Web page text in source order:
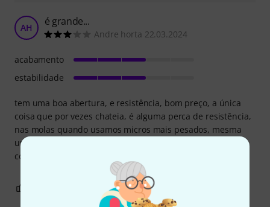
AH é grande...
Andre horta 22.03.2024
tem uma boa abertura, e resistência, bom preço, a única
coisa que por vezes chateia, é alguma perca de resistência,
nas molas quando usamos micros mais pesados, mesma
um pouco abaixo do peso indicado.
continuo a usar todos os dias com micros mais leves.
acabamento
estabilidade
REPORTAR A CRÍTICA